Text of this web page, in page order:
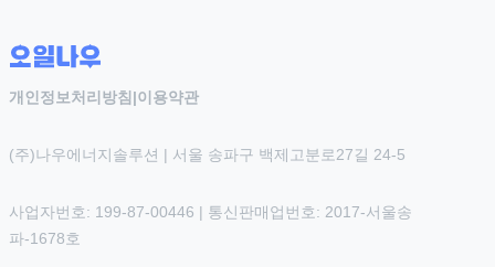
개인정보처리방침 |이용약관
(주)나우에너지솔루션 | 서울 송파구 백제고분로27길 24-5
사업자번호: 199-87-00446 | 통신판매업번호: 2017-서울송
파-1678호